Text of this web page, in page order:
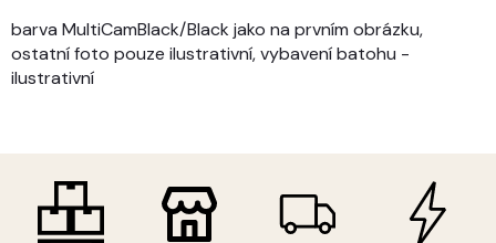
barva MultiCamBlack/Black jako na prvním obrázku,
ostatní foto pouze ilustrativní, vybavení batohu -
ilustrativní